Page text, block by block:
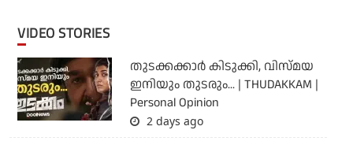
VIDEO STORIES
തുടക്കക്കാര്‍ കിടുക്കി, വിസ്മയ
ഇനിയും തുടരും... | THUDAKKAM |
Personal Opinion
2 days ago